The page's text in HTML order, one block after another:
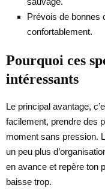
Prévois de bonnes
confortablement.
Pourquoi ces
intéressants
Le principal avantage,
facilement, prendre des
moment sans pression.
un peu plus
en avance et repère ton
baisse trop.